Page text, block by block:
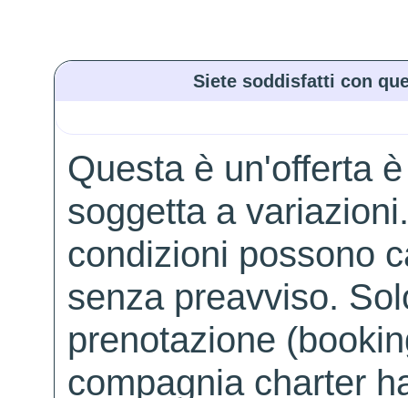
Siete soddisfatti con
Questa è un'offerta
soggetta a
condizioni possono
senza preavviso.
prenotazione
compagnia charter